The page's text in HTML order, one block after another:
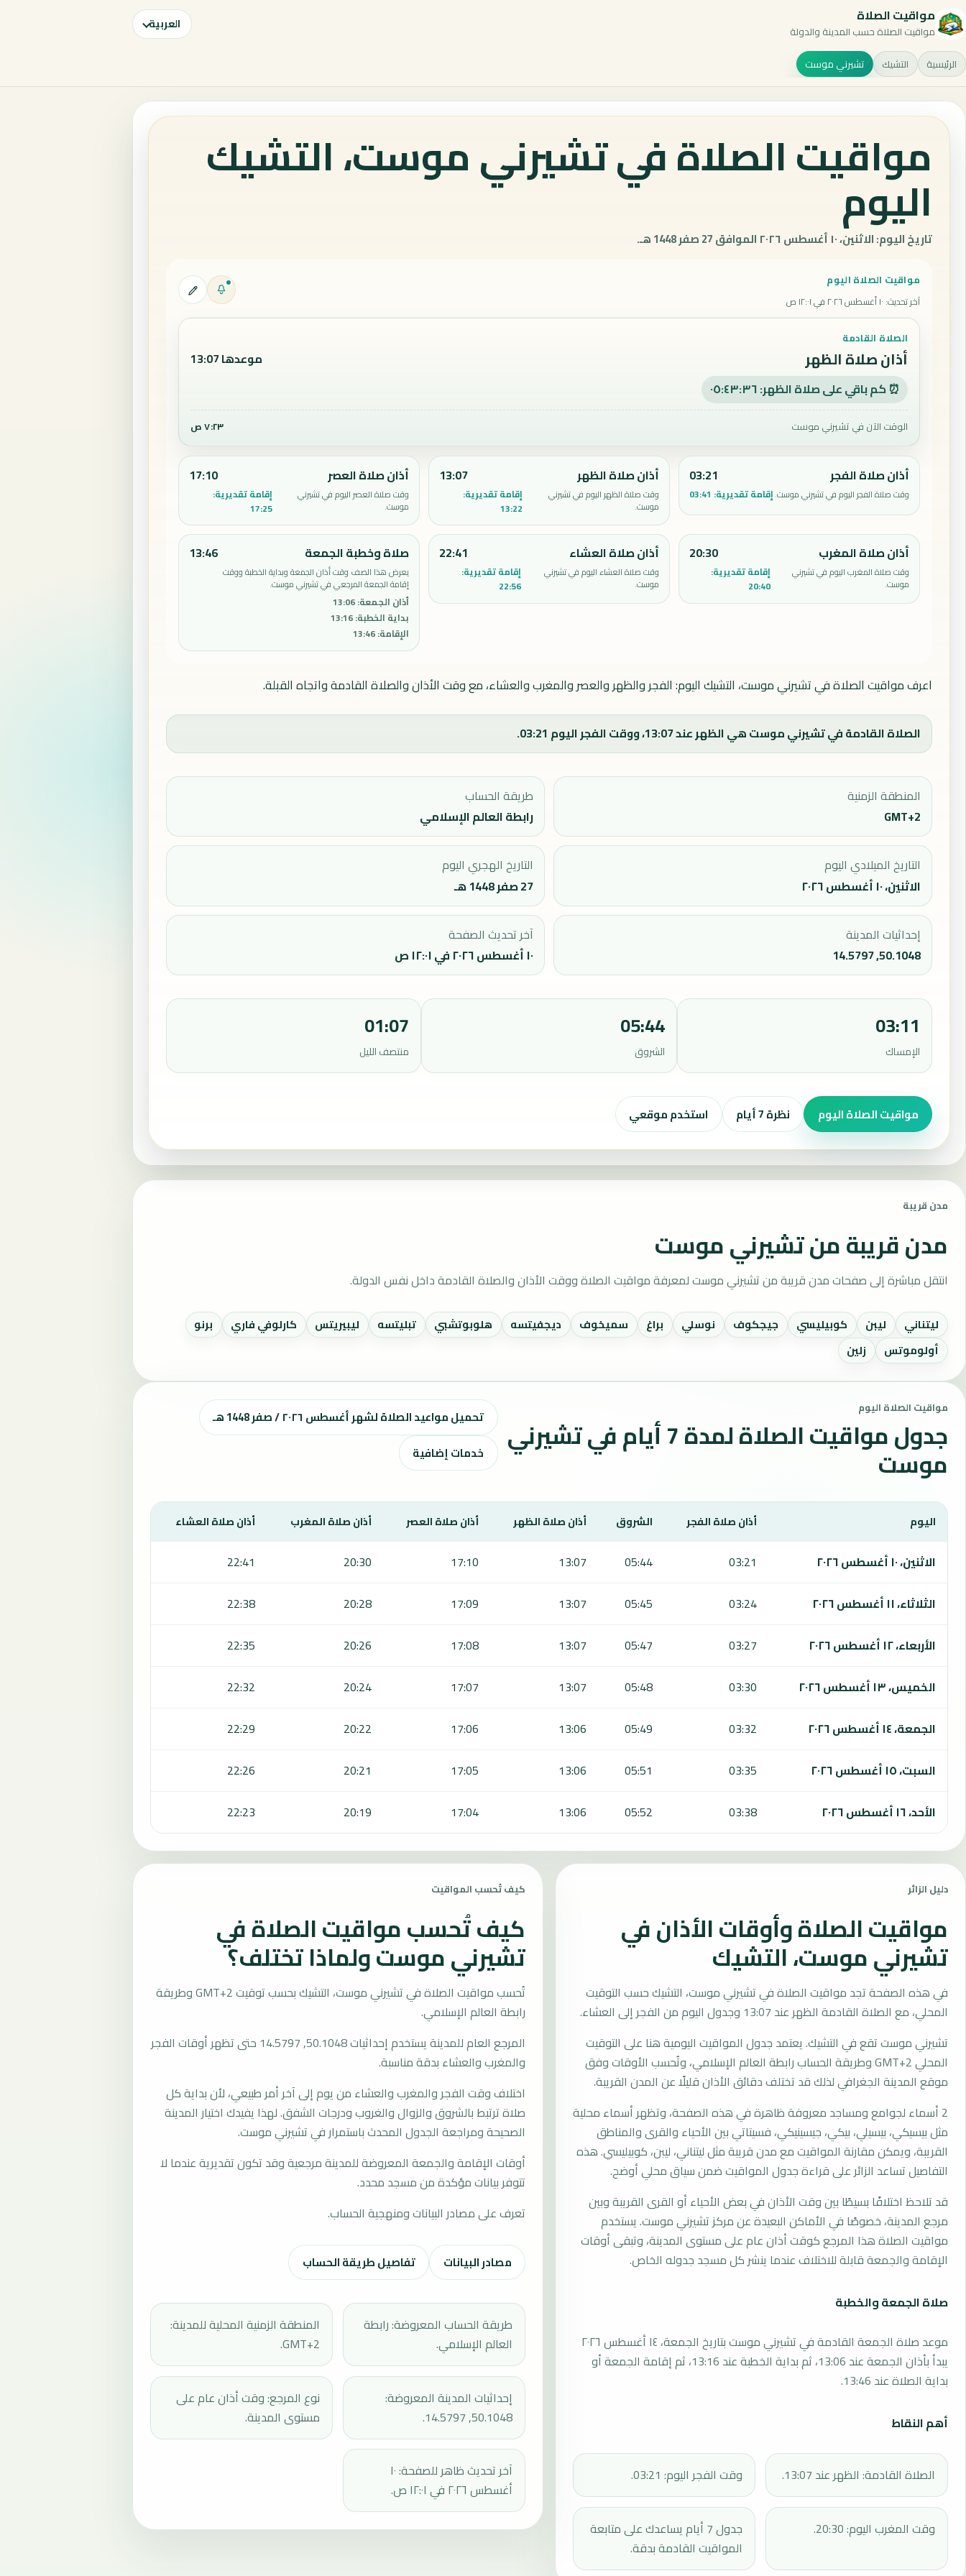
مواقيت الصلاة
مواقيت الصلاة حسب المدينة والدولة العربية
الرئيسية التشيك تشيرني موست
مواقيت الصلاة في تشيرني موست، التشيك
اليوم
تاريخ اليوم: الاثنين، ١٠ أغسطس ٢٠٢٦ الموافق 27 صفر 1448 هـ.
مواقيت الصلاة اليوم
آخر تحديث: ١٠ أغسطس ٢٠٢٦ في ١٢:٠١ ص
الصلاة القادمة
أذان صلاة الظهر موعدها 13:07
⏰ كم باقي على صلاة الظهر: ٠٥:٤٣:٣٥
الوقت الآن في تشيرني موست ٧:٢٣ ص
أذان صلاة الفجر
وقت صلاة الفجر اليوم في تشيرني موست.
03:21
إقامة تقديرية: 03:41
أذان صلاة الظهر
وقت صلاة الظهر اليوم في تشيرني
موست.
13:07
إقامة تقديرية:
13:22
أذان صلاة العصر
وقت صلاة العصر اليوم في تشيرني
موست.
17:10
إقامة تقديرية:
17:25
أذان صلاة المغرب
وقت صلاة المغرب اليوم في تشيرني
موست.
20:30
إقامة تقديرية:
20:40
أذان صلاة العشاء
وقت صلاة العشاء اليوم في تشيرني
موست.
22:41
إقامة تقديرية:
22:56
صلاة وخطبة الجمعة
يعرض هذا الصف وقت أذان الجمعة وبداية الخطبة ووقت
إقامة الجمعة المرجعي في تشيرني موست.
أذان الجمعة:
13:06
بداية الخطبة:
13:16
الإقامة:
13:46
13:46
اعرف مواقيت الصلاة في تشيرني موست، التشيك اليوم: الفجر والظهر والعصر والمغرب والعشاء، مع وقت الأذان والصلاة القادمة واتجاه القبلة.
الصلاة القادمة في تشيرني موست هي الظهر عند 13:07، ووقت الفجر اليوم 03:21.
المنطقة الزمنية
GMT+2
طريقة الحساب
رابطة العالم الإسلامي
التاريخ الميلادي اليوم
الاثنين، ١٠ أغسطس ٢٠٢٦
التاريخ الهجري اليوم
27 صفر 1448 هـ
إحداثيات المدينة
50.1048, 14.5797
آخر تحديث الصفحة
١٠ أغسطس ٢٠٢٦ في ١٢:٠١ ص
03:11
الإمساك
05:44
الشروق
01:07
منتصف الليل
مواقيت الصلاة اليوم نظرة 7 أيام استخدم موقعي
مدن قريبة
مدن قريبة من تشيرني موست
انتقل مباشرة إلى صفحات مدن قريبة من تشيرني موست لمعرفة مواقيت الصلاة ووقت الأذان والصلاة القادمة داخل نفس الدولة.
ليتناني ليبن كوبيليسي جيجكوف نوسلي براغ سميخوف ديجفيتسه هلوبوتشبي تبليتسه ليبيريتس كارلوفي فاري
برنو
أولوموتس
زلين
مواقيت الصلاة اليوم
جدول مواقيت الصلاة لمدة 7 أيام في تشيرني
موست
تحميل مواعيد الصلاة لشهر أغسطس ٢٠٢٦ / صفر 1448 هـ
خدمات إضافية
يعرض هذا الجدول مواقيت الصلاة لمدة 7 أيام في تشيرني موست، بما يشمل الفجر والشروق والظهر والعصر والمغرب والعشاء.
اليوم أذان صلاة الفجر الشروق أذان صلاة الظهر أذان صلاة العصر أذان صلاة المغرب أذان صلاة العشاء
الاثنين، ١٠ أغسطس ٢٠٢٦ 03:21
05:44
13:07
17:10
20:30
22:41
الثلاثاء، ١١ أغسطس ٢٠٢٦
03:24
05:45
13:07
17:09
20:28
22:38
الأربعاء، ١٢ أغسطس ٢٠٢٦
03:27
05:47
13:07
17:08
20:26
22:35
الخميس، ١٣ أغسطس ٢٠٢٦
03:30
05:48
13:07
17:07
20:24
22:32
الجمعة، ١٤ أغسطس ٢٠٢٦
03:32
05:49
13:06
17:06
20:22
22:29
السبت، ١٥ أغسطس ٢٠٢٦
03:35
05:51
13:06
17:05
20:21
22:26
الأحد، ١٦ أغسطس ٢٠٢٦
03:38
05:52
13:06
17:04
20:19
22:23
دليل الزائر
مواقيت الصلاة وأوقات الأذان في
تشيرني موست، التشيك
في هذه الصفحة تجد مواقيت الصلاة في تشيرني موست، التشيك حسب التوقيت
المحلي، مع الصلاة القادمة الظهر عند 13:07 وجدول اليوم من الفجر إلى العشاء.
تشيرني موست تقع في التشيك. يعتمد جدول المواقيت اليومية هنا على التوقيت
المحلي GMT+2 وطريقة الحساب رابطة العالم الإسلامي، وتُحسب الأوقات وفق
موقع المدينة الجغرافي لذلك قد تختلف دقائق الأذان قليلًا عن المدن القريبة.
2 أسماء لجوامع ومساجد معروفة ظاهرة في هذه الصفحة، وتظهر أسماء محلية
مثل بيسيكي، بيسيلي، بيكي، جيسينيكي، فسيتاتي بين الأحياء والقرى والمناطق
القريبة، ويمكن مقارنة المواقيت مع مدن قريبة مثل ليتناني، ليبن، كوبيليسي. هذه
التفاصيل تساعد الزائر على قراءة جدول المواقيت ضمن سياق محلي أوضح.
قد تلاحظ اختلافًا بسيطًا بين وقت الأذان في بعض الأحياء أو القرى القريبة وبين
مرجع المدينة، خصوصًا في الأماكن البعيدة عن مركز تشيرني موست. يستخدم
مواقيت الصلاة هذا المرجع كوقت أذان عام على مستوى المدينة، وتبقى أوقات
الإقامة والجمعة قابلة للاختلاف عندما ينشر كل مسجد جدوله الخاص.
صلاة الجمعة والخطبة
موعد صلاة الجمعة القادمة في تشيرني موست بتاريخ الجمعة، ١٤ أغسطس ٢٠٢٦
يبدأ بأذان الجمعة عند 13:06، ثم بداية الخطبة عند 13:16، ثم إقامة الجمعة أو
بداية الصلاة عند 13:46.
أهم النقاط
الصلاة القادمة: الظهر عند 13:07. وقت الفجر اليوم: 03:21.
وقت المغرب اليوم: 20:30.
جدول 7 أيام يساعدك على متابعة
المواقيت القادمة بدقة.
كيف تُحسب المواقيت
كيف تُحسب مواقيت الصلاة في
تشيرني موست ولماذا تختلف؟
تُحسب مواقيت الصلاة في تشيرني موست، التشيك بحسب توقيت GMT+2 وطريقة
رابطة العالم الإسلامي.
المرجع العام للمدينة يستخدم إحداثيات 50.1048, 14.5797 حتى تظهر أوقات الفجر
والمغرب والعشاء بدقة مناسبة.
اختلاف وقت الفجر والمغرب والعشاء من يوم إلى آخر أمر طبيعي، لأن بداية كل
صلاة ترتبط بالشروق والزوال والغروب ودرجات الشفق. لهذا يفيدك اختيار المدينة
الصحيحة ومراجعة الجدول المحدث باستمرار في تشيرني موست.
أوقات الإقامة والجمعة المعروضة للمدينة مرجعية وقد تكون تقديرية عندما لا
تتوفر بيانات مؤكدة من مسجد محدد.
تعرف على مصادر البيانات ومنهجية الحساب.
مصادر البيانات تفاصيل طريقة الحساب
طريقة الحساب المعروضة: رابطة
العالم الإسلامي.
المنطقة الزمنية المحلية للمدينة:
GMT+2.
إحداثيات المدينة المعروضة:
50.1048, 14.5797.
نوع المرجع: وقت أذان عام على
مستوى المدينة.
آخر تحديث ظاهر للصفحة: ١٠
أغسطس ٢٠٢٦ في ١٢:٠١ ص.